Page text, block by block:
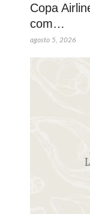
Copa
com…
agosto 5, 2026